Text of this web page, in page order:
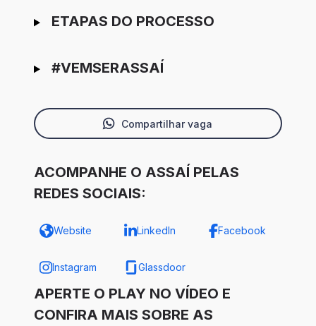
ETAPAS DO PROCESSO
#VEMSERASSAÍ
Compartilhar vaga
ACOMPANHE O ASSAÍ PELAS
REDES SOCIAIS:
Website LinkedIn Facebook
Instagram Glassdoor
APERTE O PLAY NO VÍDEO E
CONFIRA MAIS SOBRE AS